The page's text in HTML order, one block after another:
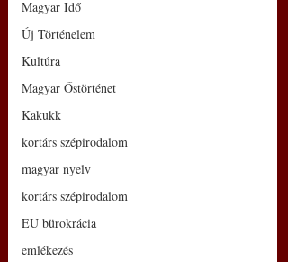
Magyar Idő
Új Történelem
Kultúra
Magyar Őstörténet
Kakukk
kortárs szépirodalom
magyar nyelv
kortárs szépirodalom
EU bürokrácia
emlékezés